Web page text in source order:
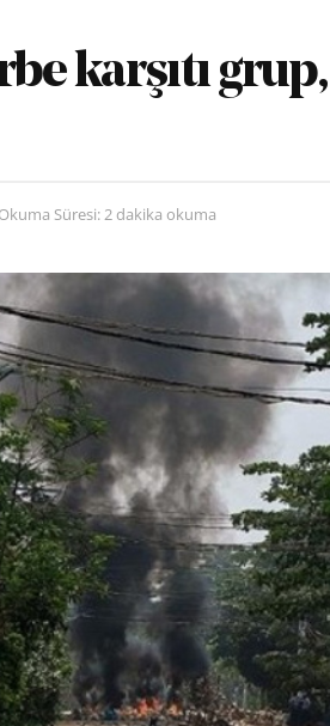
karşıtı
Okuma Süresi: 2 dakika okuma